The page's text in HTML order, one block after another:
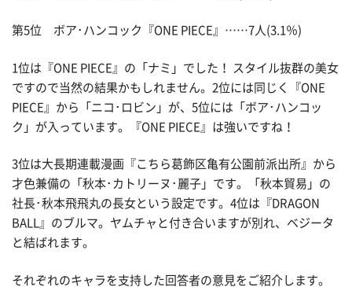
第5位 ボア･ハンコック『ONE PIECE』……7人(3.1％)
1位は『ONE PIECE』の「ナミ」でした！ スタイル抜群の美女
ですので当然の結果かもしれません。2位には同じく『ONE
PIECE』から「ニコ･ロビン」が、5位には「ボア･ハンコッ
ク」が入っています。『ONE PIECE』は強いですね！
3位は大長期連載漫画『こちら葛飾区亀有公園前派出所』から
才色兼備の「秋本･カトリーヌ･麗子」です。「秋本貿易」の
社長･秋本飛飛丸の長女という設定です。4位は『DRAGON
BALL』のブルマ。ヤムチャと付き合いますが別れ、ベジータ
と結ばれます。
それぞれのキャラを支持した回答者の意見をご紹介します。